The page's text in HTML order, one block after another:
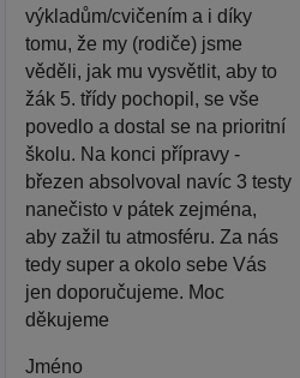
výkladům/cvičením a i díky
tomu, že my (rodiče) jsme
věděli, jak mu vysvětlit, aby to
žák 5. třídy pochopil, se vše
povedlo a dostal se na prioritní
školu. Na konci přípravy -
březen absolvoval navíc 3 testy
nanečisto v pátek zejména,
aby zažil tu atmosféru. Za nás
tedy super a okolo sebe Vás
jen doporučujeme. Moc
děkujeme
Jméno